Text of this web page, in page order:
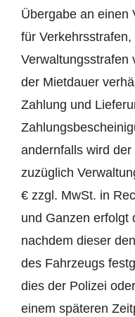
Übergabe an einen
für
Verwaltungsstrafen
der Mietdauer
Zahlung und
andernfalls wird
zuzüglich
€ zzgl. MwSt. in
und Ganzen erfolgt
nachdem dieser
des Fahrzeugs
dies der Polizei
einem späteren